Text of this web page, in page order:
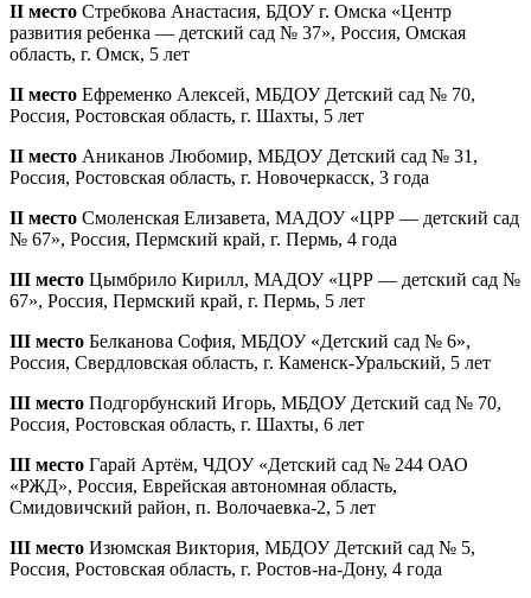
II место Стребкова Анастасия, БДОУ г. Омска «Центр
развития ребенка — детский сад № 37», Россия, Омская
область, г. Омск, 5 лет
II место Ефременко Алексей, МБДОУ Детский сад № 70,
Россия, Ростовская область, г. Шахты, 5 лет
II место Аниканов Любомир, МБДОУ Детский сад № 31,
Россия, Ростовская область, г. Новочеркасск, 3 года
II место Смоленская Елизавета, МАДОУ «ЦРР — детский сад
№ 67», Россия, Пермский край, г. Пермь, 4 года
III место Цымбрило Кирилл, МАДОУ «ЦРР — детский сад №
67», Россия, Пермский край, г. Пермь, 5 лет
III место Белканова София, МБДОУ «Детский сад № 6»,
Россия, Свердловская область, г. Каменск-Уральский, 5 лет
III место Подгорбунский Игорь, МБДОУ Детский сад № 70,
Россия, Ростовская область, г. Шахты, 6 лет
III место Гарай Артём, ЧДОУ «Детский сад № 244 ОАО
«РЖД», Россия, Еврейская автономная область,
Смидовичский район, п. Волочаевка-2, 5 лет
III место Изюмская Виктория, МБДОУ Детский сад № 5,
Россия, Ростовская область, г. Ростов-на-Дону, 4 года